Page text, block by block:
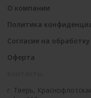
О компании
Политика
Согласие на
Оферта
г. Тверь,